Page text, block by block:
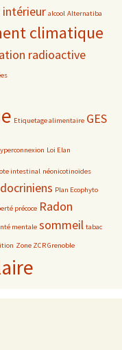
intérieur alcool Alternatiba
climatique
radioactive
Etiquetage alimentaire GES
Loi Elan
intestinal néonicotinoïdes
Plan Ecophyto
précoce Radon
mentale sommeil tabac
Zone ZCR Grenoble